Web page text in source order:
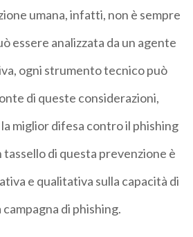
umana, infatti, non è sempre
essere analizzata da un agente
ogni strumento tecnico può
di queste considerazioni,
miglior difesa contro il phishing
tassello di questa prevenzione è
e qualitativa sulla capacità di
di phishing.